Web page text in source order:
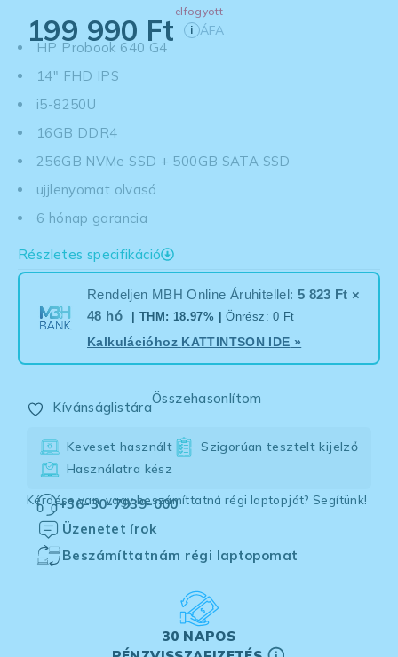
elfogyott
199 990 Ft i ÁFA
HP Probook 640 G4
14" FHD IPS
i5-8250U
16GB DDR4
256GB NVMe SSD + 500GB SATA SSD
ujjlenyomat olvasó
6 hónap garancia
Részletes specifikáció
Rendeljen MBH Online Áruhitellel: 5 823 Ft ×
48 hó
| THM: 18.97% |Önrész: 0 Ft
Kalkulációhoz KATTINTSON IDE »
Kívánságlistára
Összehasonlítom
Keveset használt
Szigorúan tesztelt kijelző
Használatra kész
Kérdése van, vagy beszámíttatná régi laptopját? Segítünk!
+36-30-7939-000
Üzenetet írok
Beszámíttatnám régi laptopomat
30 NAPOS